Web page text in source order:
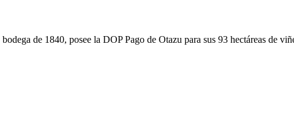
de 1840, posee la DOP Pago de Otazu para sus 93 hectáreas de